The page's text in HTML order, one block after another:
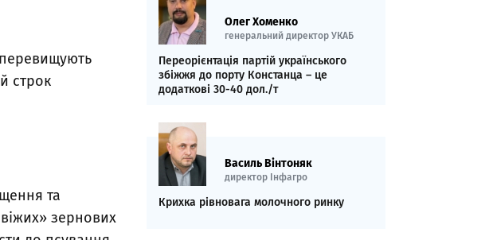
перевищують
строк
та
зернових
Олег Хоменко
генеральний директор УКАБ
Переорієнтація партій українського
збіжжя до порту Констанца – це
додаткові 30-40 дол./т
Василь Вінтоняк
директор Інфагро
Крихка рівновага молочного ринку